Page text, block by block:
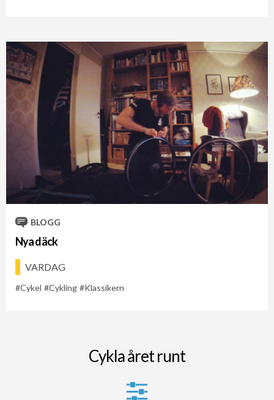
BLOGG
Nya däck
VARDAG
Cykel Cykling Klassikern
Cykla året runt